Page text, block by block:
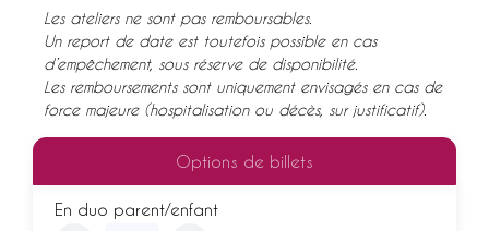
Les ateliers ne sont pas remboursables.
Un report de date est toutefois possible en cas
d’empêchement, sous réserve de disponibilité.
Les remboursements sont uniquement envisagés en cas de
force majeure (hospitalisation ou décès, sur justificatif).
Options de billets
En duo parent/enfant